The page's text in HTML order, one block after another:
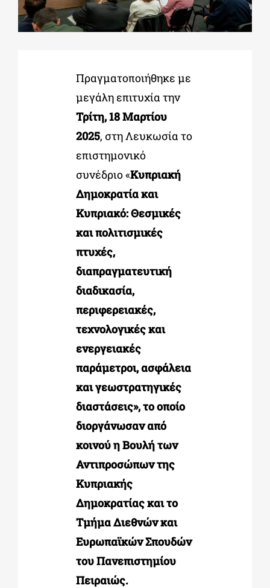
ΕΚΠΑΙΔΕΥΤΙΚΑ ΙΔΡΥΜΑΤΑ
ΠΟΛΙΤΙΣΤΙΚΟΙ ΦΟΡΕΙΣ
Πραγματοποιήθηκε με
μεγάλη επιτυχία την
Τρίτη, 18 Μαρτίου
2025, στη Λευκωσία το
επιστημονικό
συνέδριο «Κυπριακή
Δημοκρατία και
Κυπριακό: Θεσμικές
και πολιτισμικές
πτυχές,
διαπραγματευτική
διαδικασία,
περιφερειακές,
τεχνολογικές και
ενεργειακές
παράμετροι, ασφάλεια
και γεωστρατηγικές
διαστάσεις», το οποίο
διοργάνωσαν από
κοινού η Βουλή των
Αντιπροσώπων της
Κυπριακής
Δημοκρατίας και το
Τμήμα Διεθνών και
Ευρωπαϊκών Σπουδών
του Πανεπιστημίου
Πειραιώς.